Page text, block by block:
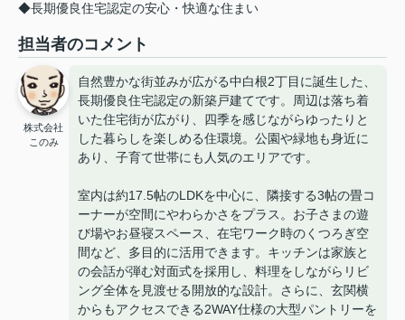
◆長期優良住宅認定の安心・快適な住まい
担当者のコメント
株式会社
このみ
自然豊かな街並みが広がる中白根2丁目に誕生した、
長期優良住宅認定の新築戸建てです。周辺は落ち着
いた住宅街が広がり、四季を感じながらゆったりと
した暮らしを楽しめる住環境。公園や緑地も身近に
あり、子育て世帯にも人気のエリアです。
室内は約17.5帖のLDKを中心に、隣接する3帖の畳コ
ーナーが空間にやわらかさをプラス。お子さまの遊
び場やお昼寝スペース、在宅ワーク時のくつろぎ空
間など、多目的に活用できます。キッチンは家族と
の会話が弾む対面式を採用し、料理をしながらリビ
ング全体を見渡せる開放的な設計。さらに、玄関横
からもアクセスできる2WAY仕様の大型パントリーを